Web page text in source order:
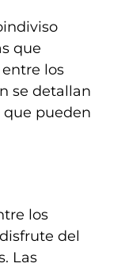
que
los
se detallan
pueden
los
del
Las